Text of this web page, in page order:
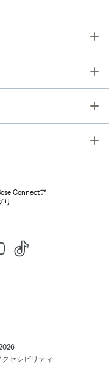
Connectア
リ
クセシビリティ